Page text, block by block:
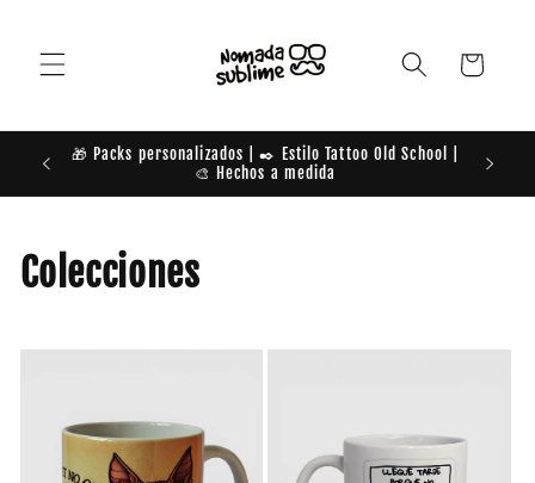
al contenido
Carrito
🎁 Packs personalizados | ✒️ Estilo Tattoo Old School |
🎨 Hechos a medida
TE
Colecciones